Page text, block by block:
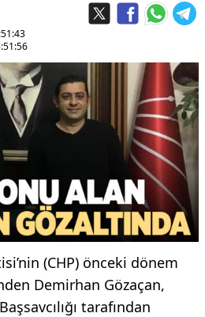
(CHP) önceki dönem
Demirhan Gözaçan,
tarafından